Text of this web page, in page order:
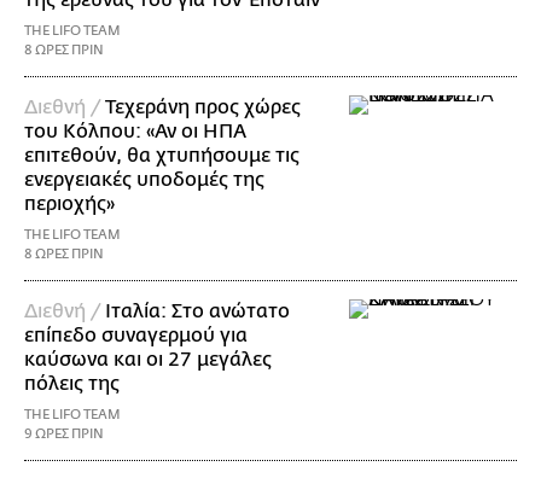
THE LIFO TEAM
8 ΩΡΕΣ ΠΡΙΝ
Διεθνή /Τεχεράνη προς χώρες
του Κόλπου: «Αν οι ΗΠΑ
επιτεθούν, θα χτυπήσουμε τις
ενεργειακές υποδομές της
περιοχής»
THE LIFO TEAM
8 ΩΡΕΣ ΠΡΙΝ
Διεθνή / Ιταλία: Στο ανώτατο
επίπεδο συναγερμού για
καύσωνα και οι 27 μεγάλες
πόλεις της
THE LIFO TEAM
9 ΩΡΕΣ ΠΡΙΝ